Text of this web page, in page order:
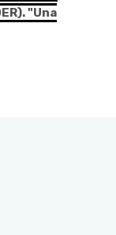
"Una